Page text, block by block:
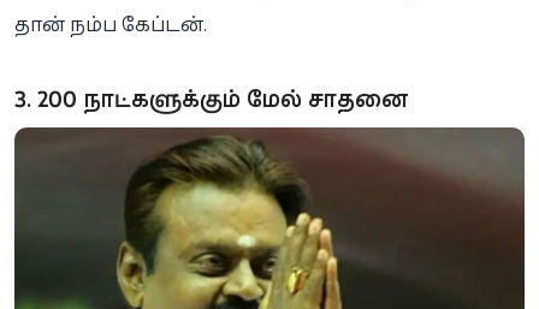
தான் நம்ப கேப்டன்.
3. 200 நாட்களுக்கும் மேல் சாதனை